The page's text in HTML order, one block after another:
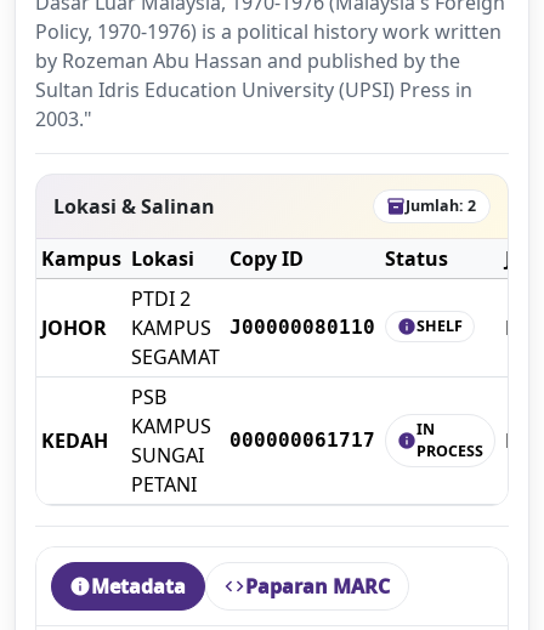
Policy, 1970-1976) is a political history work written
by Rozeman Abu Hassan and published by the
Sultan Idris Education University (UPSI) Press in
2003."
Lokasi & Salinan inventory_2Jumlah: 2
Kampus Lokasi Copy ID Status
JOHOR
PTDI 2
KAMPUS
SEGAMAT
J00000080110 infoSHELF
KEDAH
PSB
KAMPUS
SUNGAI
PETANI
000000061717 info
IN
PROCESS
infoMetadata codePaparan MARC